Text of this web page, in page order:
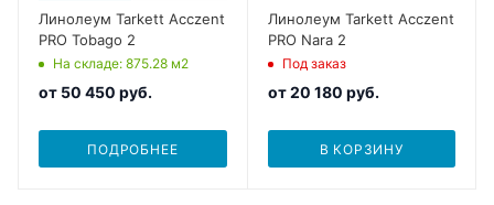
Линолеум Tarkett Acczent
PRO Tobago 2
На складе: 875.28 м2
от 50 450 руб.
ПОДРОБНЕЕ
Линолеум Tarkett Acczent
PRO Nara 2
Под заказ
от20 180 руб.
В КОРЗИНУ